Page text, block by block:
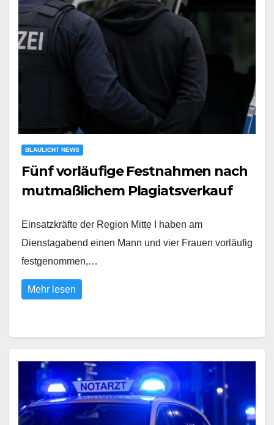
BLAULICHT NEWS
Fünf vorläufige Festnahmen nach
mutmaßlichem Plagiatsverkauf
Einsatzkräfte der Region Mitte I haben am
Dienstagabend einen Mann und vier Frauen vorläufig
festgenommen,…
Mehr lesen